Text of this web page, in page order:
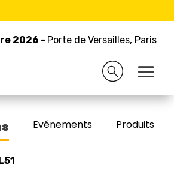
2026 - Porte de Versailles, Paris
2026 - Porte de Versailles, Paris
exposants
Security
Evénements Produits/